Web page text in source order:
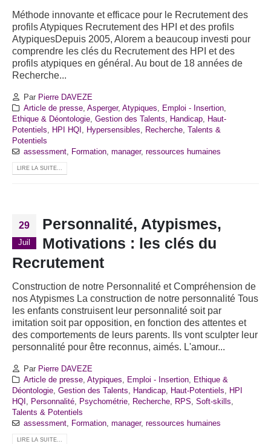
Méthode innovante et efficace pour le Recrutement des
profils Atypiques Recrutement des HPI et des profils
AtypiquesDepuis 2005, Alorem a beaucoup investi pour
comprendre les clés du Recrutement des HPI et des
profils atypiques en général. Au bout de 18 années de
Recherche...
Par Pierre DAVEZE
Article de presse, Asperger, Atypiques, Emploi - Insertion,
Ethique & Déontologie, Gestion des Talents, Handicap, Haut-
Potentiels, HPI HQI , Hypersensibles, Recherche,
Talents &
Potentiels
assessment, Formation, manager, ressources humaines
LIRE LA SUITE...
29
Juil
Personnalité, Atypismes,
Motivations : les clés du
Recrutement
Construction de notre Personnalité et Compréhension de
nos Atypismes La construction de notre personnalité Tous
les enfants construisent leur personnalité soit par
imitation soit par opposition, en fonction des attentes et
des comportements de leurs parents. Ils vont sculpter leur
personnalité pour être reconnus, aimés. L'amour...
Par Pierre DAVEZE
Article de presse, Atypiques, Emploi - Insertion, Ethique &
Déontologie, Gestion des Talents, Handicap, Haut-Potentiels, HPI
HQI , Personnalité, Psychométrie, Recherche, RPS, Soft-skills,
Talents & Potentiels
assessment, Formation, manager, ressources humaines
LIRE LA SUITE...